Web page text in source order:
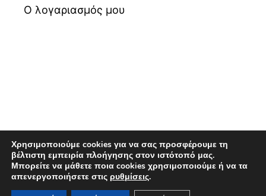
Ο λογαριασμός μου
© 2026 Βιβλιοπωλείο Maldoror | Powered by
Pixellas
Χρησιμοποιούμε cookies για να σας προσφέρουμε τη
βέλτιστη εμπειρία πλοήγησης στον ιστότοπό μας.
Μπορείτε να μάθετε ποια cookies χρησιμοποιούμε ή να τα
απενεργοποιήσετε στις ρυθμίσεις.